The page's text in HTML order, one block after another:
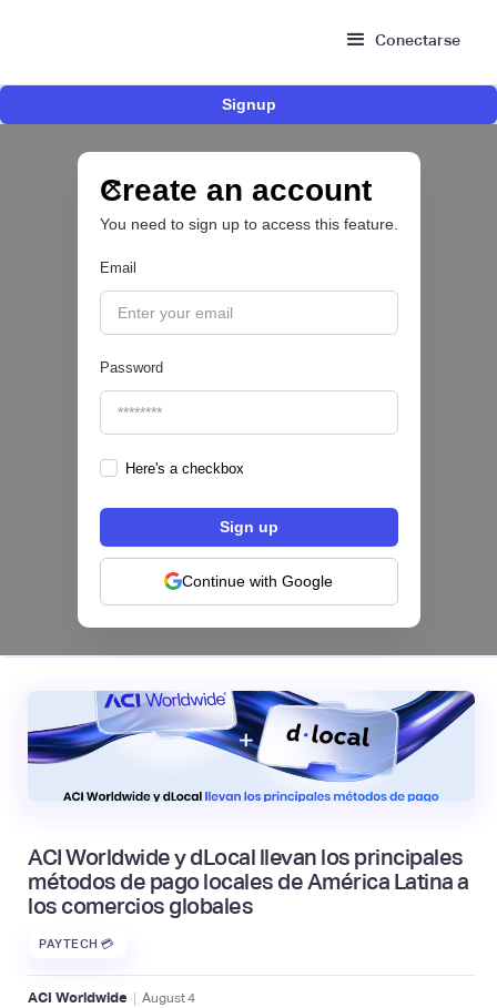
Conectarse
Signup
Create an account
You need to sign up to access this feature.
Email
Password
Here's a checkbox
Continue with Google
fraude, identidad e IA que marcarán el futuro
del sector financiero
Sofía Neira Gómez
Los bancos se están dividiendo en dos
categorías frente a la IA | Mambu
August6
ACI Worldwide y dLocal llevan los principales
métodos de pago locales de América Latina a
los comercios globales
PAYTECH 💳
ACI Worldwide | August4